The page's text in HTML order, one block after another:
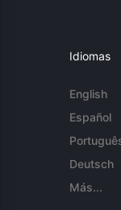
Idiomas
English
Español
Deutsch
Más...